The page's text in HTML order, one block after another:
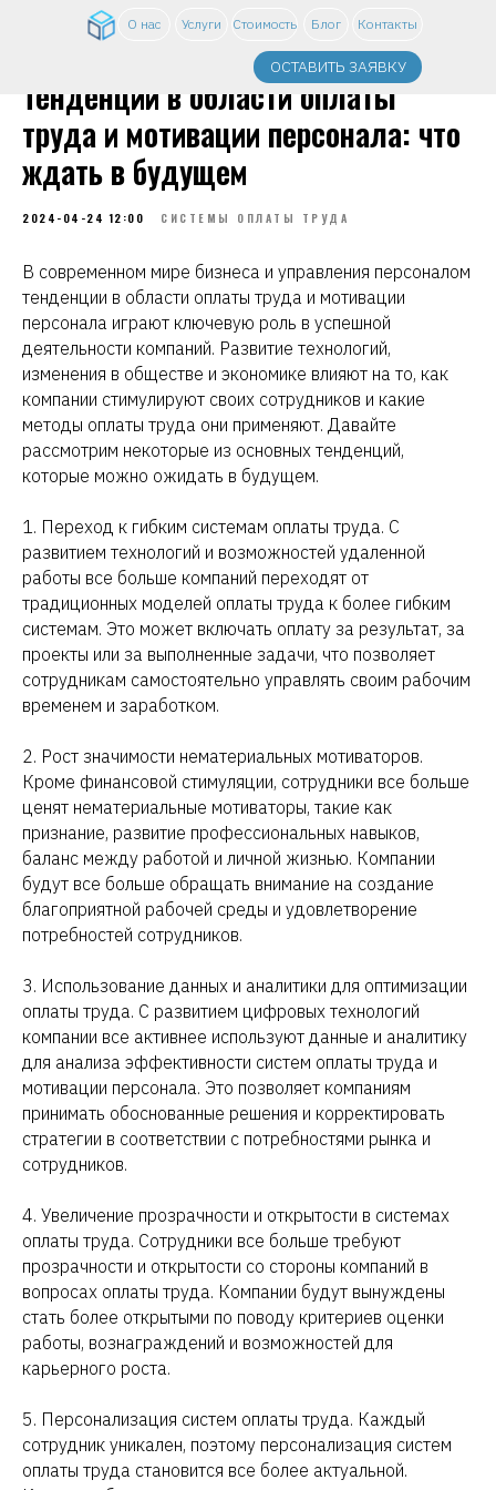
О нас Услуги Блог Контакты
ОСТАВИТЬ ЗАЯВКУ
Стоимость
Тенденции в области оплаты
труда и мотивации персонала: что
ждать в будущем
2024-04-24 12:00 СИСТЕМЫ ОПЛАТЫ ТРУДА
В современном мире бизнеса и управления персоналом
тенденции в области оплаты труда и мотивации
персонала играют ключевую роль в успешной
деятельности компаний. Развитие технологий,
изменения в обществе и экономике влияют на то, как
компании стимулируют своих сотрудников и какие
методы оплаты труда они применяют. Давайте
рассмотрим некоторые из основных тенденций,
которые можно ожидать в будущем.
1. Переход к гибким системам оплаты труда. С
развитием технологий и возможностей удаленной
работы все больше компаний переходят от
традиционных моделей оплаты труда к более гибким
системам. Это может включать оплату за результат, за
проекты или за выполненные задачи, что позволяет
сотрудникам самостоятельно управлять своим рабочим
временем и заработком.
2. Рост значимости нематериальных мотиваторов.
Кроме финансовой стимуляции, сотрудники все больше
ценят нематериальные мотиваторы, такие как
признание, развитие профессиональных навыков,
баланс между работой и личной жизнью. Компании
будут все больше обращать внимание на создание
благоприятной рабочей среды и удовлетворение
потребностей сотрудников.
3. Использование данных и аналитики для оптимизации
оплаты труда. С развитием цифровых технологий
компании все активнее используют данные и аналитику
для анализа эффективности систем оплаты труда и
мотивации персонала. Это позволяет компаниям
принимать обоснованные решения и корректировать
стратегии в соответствии с потребностями рынка и
сотрудников.
4. Увеличение прозрачности и открытости в системах
оплаты труда. Сотрудники все больше требуют
прозрачности и открытости со стороны компаний в
вопросах оплаты труда. Компании будут вынуждены
стать более открытыми по поводу критериев оценки
работы, вознаграждений и возможностей для
карьерного роста.
5. Персонализация систем оплаты труда. Каждый
сотрудник уникален, поэтому персонализация систем
оплаты труда становится все более актуальной.